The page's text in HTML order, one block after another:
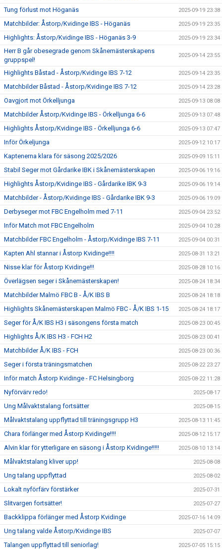
Tung förlust mot Höganäs 2025-09-19 23:38
Matchbilder: Åstorp/Kvidinge IBS - Höganäs 2025-09-19 23:35
Highlights: Åstorp/Kvidinge IBS - Höganäs 3-9 2025-09-19 23:34
Herr B går obesegrade genom Skånemästerskapens
gruppspel!
2025-09-14 23:55
Highlights Båstad - Åstorp/Kvidinge IBS 7-12 2025-09-14 23:35
Matchbilder Båstad - Åstorp/Kvidinge IBS 7-12 2025-09-14 23:28
Oavgjort mot Örkelljunga 2025-09-13 08:08
Matchbilder Åstorp/Kvidinge IBS - Örkelljunga 6-6 2025-09-13 07:48
Highlights Åstorp/Kvidinge IBS - Örkelljunga 6-6 2025-09-13 07:47
Inför Örkeljunga 2025-09-12 10:17
Kaptenerna klara för säsong 2025/2026 2025-09-09 15:11
Stabil Seger mot Gårdarike IBK i Skånemästerskapen 2025-09-06 19:16
Highlights Åstorp/Kvidinge IBS - Gårdarike IBK 9-3 2025-09-06 19:14
Matchbilder - Åstorp/Kvidinge IBS - Gårdarike IBK 9-3 2025-09-06 19:09
Derbyseger mot FBC Engelholm med 7-11 2025-09-04 23:52
Inför Match mot FBC Engelholm 2025-09-04 10:28
Matchbilder FBC Engelholm - Åstorp/Kvidinge IBS 7-11 2025-09-04 00:31
Kapten Ahl stannar i Åstorp Kvidinge!!!! 2025-08-31 13:21
Nisse klar för Åstorp Kvidinge!!! 2025-08-28 10:16
Överlägsen seger i Skånemästerskapen! 2025-08-24 18:34
Matchbilder Malmö FBC B - Å/K IBS B 2025-08-24 18:18
Highlights Skånemästerskapen Malmö FBC - Å/K IBS 1-15 2025-08-24 18:17
Seger för Å/K IBS H3 i säsongens första match 2025-08-23 00:45
Highlights Å/K IBS H3 - FCH H2 2025-08-23 00:41
Matchbilder Å/K IBS - FCH 2025-08-23 00:36
Seger i första träningsmatchen 2025-08-22 23:27
Inför match Åstorp Kvidinge - FC Helsingborg 2025-08-22 11:28
Nyförvärv redo! 2025-08-17
Ung Målvaktstalang fortsätter 2025-08-15
Målvaktstalang uppflyttad till träningsgrupp H3 2025-08-13 11:45
Chara förlänger med Åstorp Kvidinge!!!! 2025-08-12 15:17
Alvin klar för ytterligare en säsong i Åstorp Kvidinge!!!!! 2025-08-10 13:14
Målvaktstalang kliver upp! 2025-08-08
Ung talang uppflyttad 2025-08-02
Lokalt nyförfärv förstärker 2025-07-31
Slitvargen fortsätter! 2025-07-27
Backklippa förlänger med Åstorp Kvidinge 2025-07-16 14:09
Ung talang valde Åstorp/Kvidinge IBS 2025-07-07
Talangen uppflyttad till seniorlag! 2025-07-05 15:15